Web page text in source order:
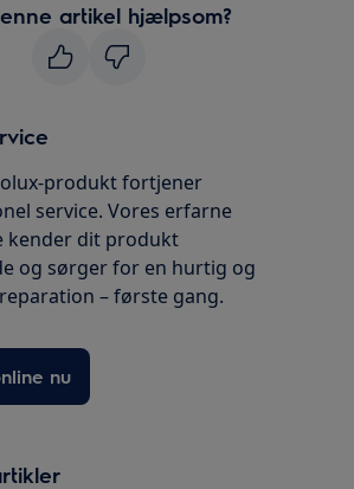
artikel hjælpsom?
produkt fortjener
service. Vores erfarne
kender dit produkt
og sørger for en hurtig og
– første gang.
nu